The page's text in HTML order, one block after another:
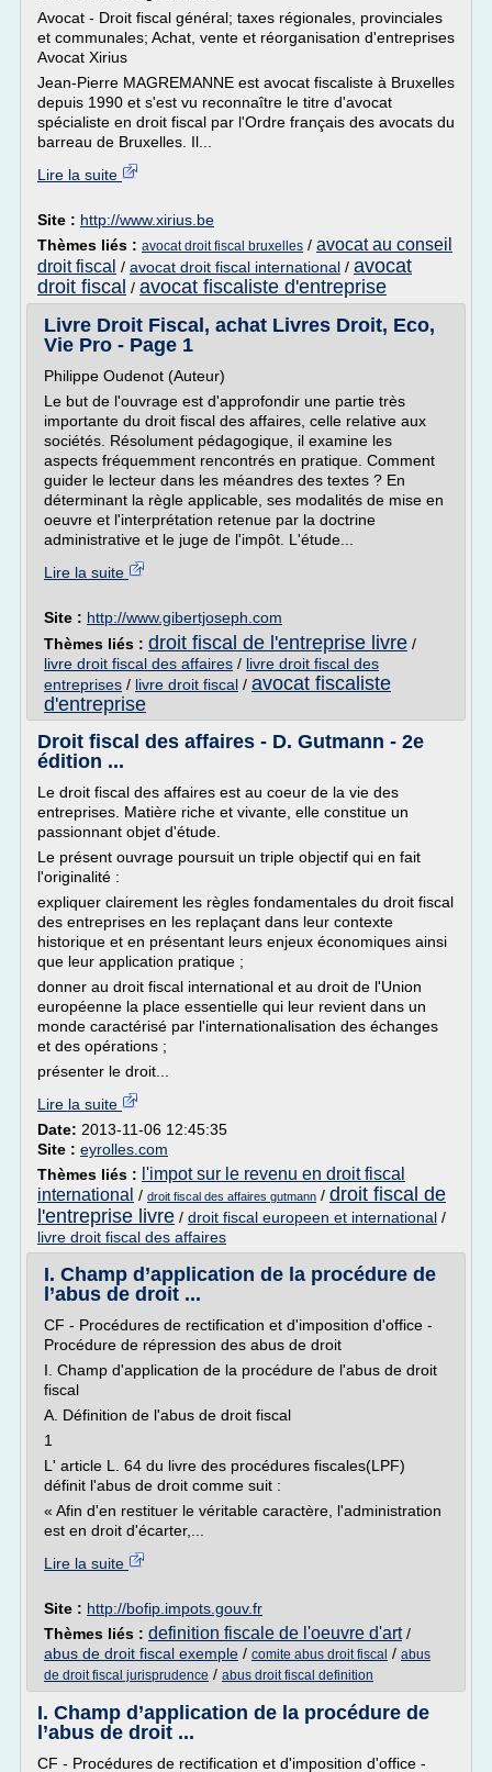
Avocat - Droit fiscal général; taxes régionales, provinciales
et communales; Achat, vente et réorganisation d'entreprises
Avocat Xirius
Jean-Pierre MAGREMANNE est avocat fiscaliste à Bruxelles
depuis 1990 et s'est vu reconnaître le titre d'avocat
spécialiste en droit fiscal par l'Ordre français des avocats du
barreau de Bruxelles. Il...
Lire la suite
Site : http://www.xirius.be
Thèmes liés : avocat droit fiscal bruxelles / avocat au conseil
droit fiscal / avocat droit fiscal international / avocat
droit fiscal / avocat fiscaliste d'entreprise
Livre Droit Fiscal, achat Livres Droit, Eco,
Vie Pro - Page 1
Philippe Oudenot (Auteur)
Le but de l'ouvrage est d'approfondir une partie très
importante du droit fiscal des affaires, celle relative aux
sociétés. Résolument pédagogique, il examine les
aspects fréquemment rencontrés en pratique. Comment
guider le lecteur dans les méandres des textes ? En
déterminant la règle applicable, ses modalités de mise en
oeuvre et l'interprétation retenue par la doctrine
administrative et le juge de l'impôt. L'étude...
Lire la suite
Site : http://www.gibertjoseph.com
Thèmes liés : droit fiscal de l'entreprise livre /
livre droit fiscal des affaires / livre droit fiscal des
entreprises / livre droit fiscal / avocat fiscaliste
d'entreprise
Droit fiscal des affaires - D. Gutmann - 2e
édition ...
Le droit fiscal des affaires est au coeur de la vie des
entreprises. Matière riche et vivante, elle constitue un
passionnant objet d'étude.
Le présent ouvrage poursuit un triple objectif qui en fait
l'originalité :
expliquer clairement les règles fondamentales du droit fiscal
des entreprises en les replaçant dans leur contexte
historique et en présentant leurs enjeux économiques ainsi
que leur application pratique ;
donner au droit fiscal international et au droit de l'Union
européenne la place essentielle qui leur revient dans un
monde caractérisé par l'internationalisation des échanges
et des opérations ;
présenter le droit...
Lire la suite
Date: 2013-11-06 12:45:35
Site : eyrolles.com
Thèmes liés : l'impot sur le revenu en droit fiscal
international / droit fiscal des affaires gutmann / droit fiscal de
l'entreprise livre / droit fiscal europeen et international /
livre droit fiscal des affaires
I. Champ d’application de la procédure de
l’abus de droit ...
CF - Procédures de rectification et d'imposition d'office -
Procédure de répression des abus de droit
I. Champ d'application de la procédure de l'abus de droit
fiscal
A. Définition de l'abus de droit fiscal
1
L' article L. 64 du livre des procédures fiscales(LPF)
définit l'abus de droit comme suit :
« Afin d'en restituer le véritable caractère, l'administration
est en droit d'écarter,...
Lire la suite
Site : http://bofip.impots.gouv.fr
Thèmes liés : definition fiscale de l'oeuvre d'art/
abus de droit fiscal exemple / comite abus droit fiscal / abus
de droit fiscal jurisprudence / abus droit fiscal definition
I. Champ d’application de la procédure de
l’abus de droit ...
CF - Procédures de rectification et d'imposition d'office -